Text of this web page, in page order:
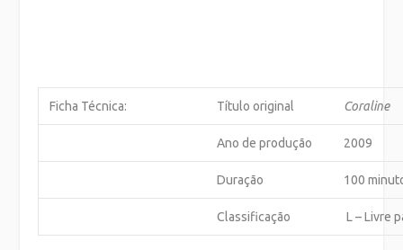
Ficha Técnica: Título original Coraline
Ano de produção 2009
Duração 100
Classificação L – Livre